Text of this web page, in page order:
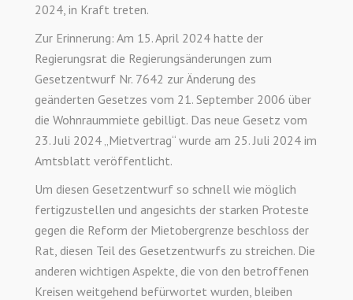
2024, in Kraft treten.
Zur Erinnerung: Am 15. April 2024 hatte der
Regierungsrat die Regierungsänderungen zum
Gesetzentwurf Nr. 7642 zur Änderung des
geänderten Gesetzes vom 21. September 2006 über
die Wohnraummiete gebilligt. Das neue Gesetz vom
23. Juli 2024 „Mietvertrag“ wurde am 25. Juli 2024 im
Amtsblatt veröffentlicht.
Um diesen Gesetzentwurf so schnell wie möglich
fertigzustellen und angesichts der starken Proteste
gegen die Reform der Mietobergrenze beschloss der
Rat, diesen Teil des Gesetzentwurfs zu streichen. Die
anderen wichtigen Aspekte, die von den betroffenen
Kreisen weitgehend befürwortet wurden, bleiben